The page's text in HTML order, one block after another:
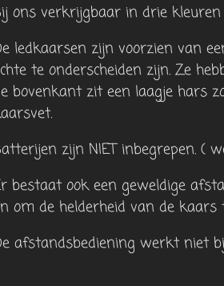
ons verkrijgbaar in drie kleuren
ledkaarsen zijn voorzien van
te onderscheiden zijn. Ze
bovenkant zit een laagje hars
zijn NIET inbegrepen. (
bestaat ook een geweldige
om de helderheid van de kaars
afstandsbediening werkt niet